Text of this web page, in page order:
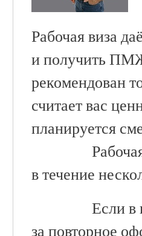
Рабочая виза
и получить
рекомендован
считает вас
планируется
в течение
Если в
за повторное